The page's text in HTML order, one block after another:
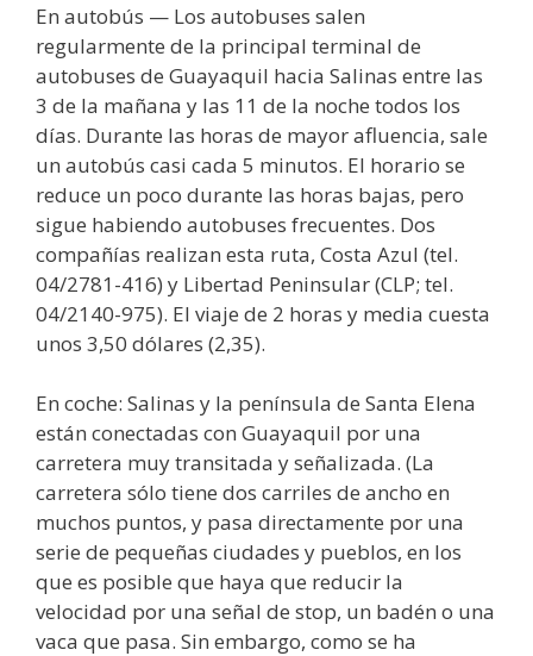
En autobús — Los autobuses salen
regularmente de la principal terminal de
autobuses de Guayaquil hacia Salinas entre las
3 de la mañana y las 11 de la noche todos los
días. Durante las horas de mayor afluencia, sale
un autobús casi cada 5 minutos. El horario se
reduce un poco durante las horas bajas, pero
sigue habiendo autobuses frecuentes. Dos
compañías realizan esta ruta, Costa Azul (tel.
04/2781-416) y Libertad Peninsular (CLP; tel.
04/2140-975). El viaje de 2 horas y media cuesta
unos 3,50 dólares (2,35).
En coche: Salinas y la península de Santa Elena
están conectadas con Guayaquil por una
carretera muy transitada y señalizada. (La
carretera sólo tiene dos carriles de ancho en
muchos puntos, y pasa directamente por una
serie de pequeñas ciudades y pueblos, en los
que es posible que haya que reducir la
velocidad por una señal de stop, un badén o una
vaca que pasa. Sin embargo, como se ha